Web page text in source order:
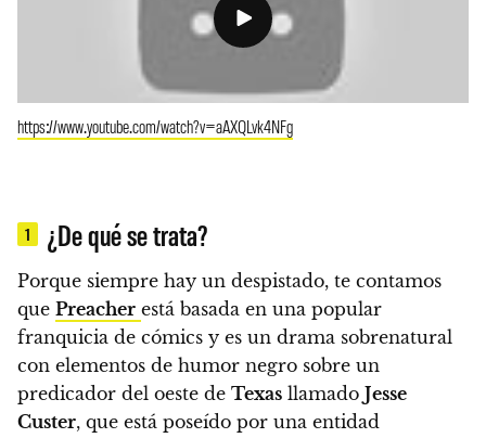
https://www.youtube.com/watch?v=aAXQLvk4NFg
1 ¿De qué se trata?
Porque siempre hay un despistado, te contamos
que Preacher está basada en una popular
franquicia de cómics y es un drama sobrenatural
con elementos de humor negro sobre un
predicador del oeste de Texas llamado Jesse
Custer, que está poseído por una entidad